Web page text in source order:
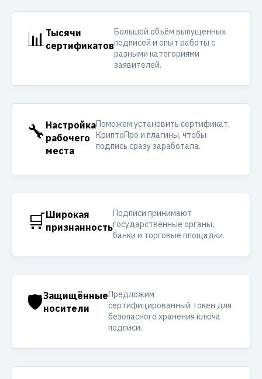
📊 Тысячи
сертификатов
Большой объём выпущенных
подписей и опыт работы с
разными категориями
заявителей.
🔧 Настройка
рабочего
места
Поможем установить сертификат,
КриптоПро и плагины, чтобы
подпись сразу заработала.
🛒Широкая
признанность
Подписи принимают
государственные органы,
банки и торговые площадки.
🛡️Защищённые
носители
Предложим
сертифицированный токен для
безопасного хранения ключа
подписи.